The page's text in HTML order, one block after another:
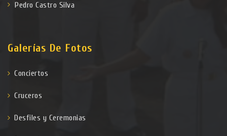
Pedro Castro Silva
Galerías De Fotos
Conciertos
Cruceros
Desfiles y Ceremonias